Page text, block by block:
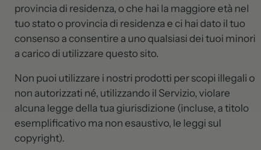
provincia di residenza, o che hai la maggiore età nel
tuo stato o provincia di residenza e ci hai dato il tuo
consenso a consentire a uno qualsiasi dei tuoi minori
a carico di utilizzare questo sito.
Non puoi utilizzare i nostri prodotti per scopi illegali o
non autorizzati né, utilizzando il Servizio, violare
alcuna legge della tua giurisdizione (incluse, a titolo
esemplificativo ma non esaustivo, le leggi sul
copyright).